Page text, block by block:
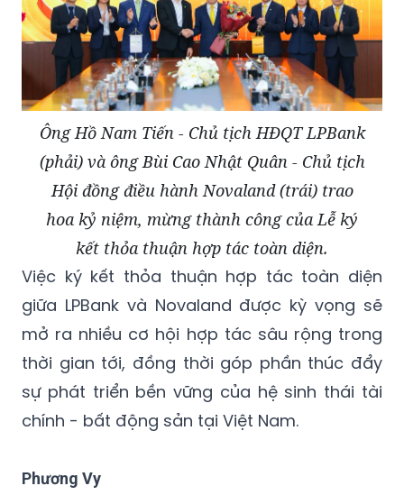
Ông Hồ Nam Tiến - Chủ tịch HĐQT LPBank
(phải) và ông Bùi Cao Nhật Quân - Chủ tịch
Hội đồng điều hành Novaland (trái) trao
hoa kỷ niệm, mừng thành công của Lễ ký
kết thỏa thuận hợp tác toàn diện.
Việc ký kết thỏa thuận hợp tác toàn diện
giữa LPBank và Novaland được kỳ vọng sẽ
mở ra nhiều cơ hội hợp tác sâu rộng trong
thời gian tới, đồng thời góp phần thúc đẩy
sự phát triển bền vững của hệ sinh thái tài
chính - bất động sản tại Việt Nam.
Phương Vy